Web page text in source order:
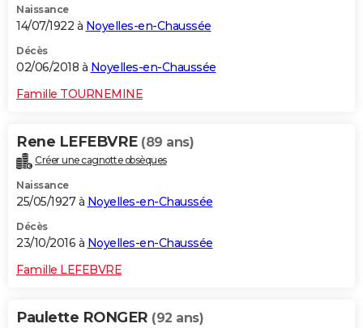
Naissance
14/07/1922 à Noyelles-en-Chaussée
Décès
02/06/2018 à Noyelles-en-Chaussée
Famille TOURNEMINE
Rene LEFEBVRE (89 ans)
Créer une cagnotte obsèques
Naissance
25/05/1927 à Noyelles-en-Chaussée
Décès
23/10/2016 à Noyelles-en-Chaussée
Famille LEFEBVRE
Paulette RONGER (92 ans)